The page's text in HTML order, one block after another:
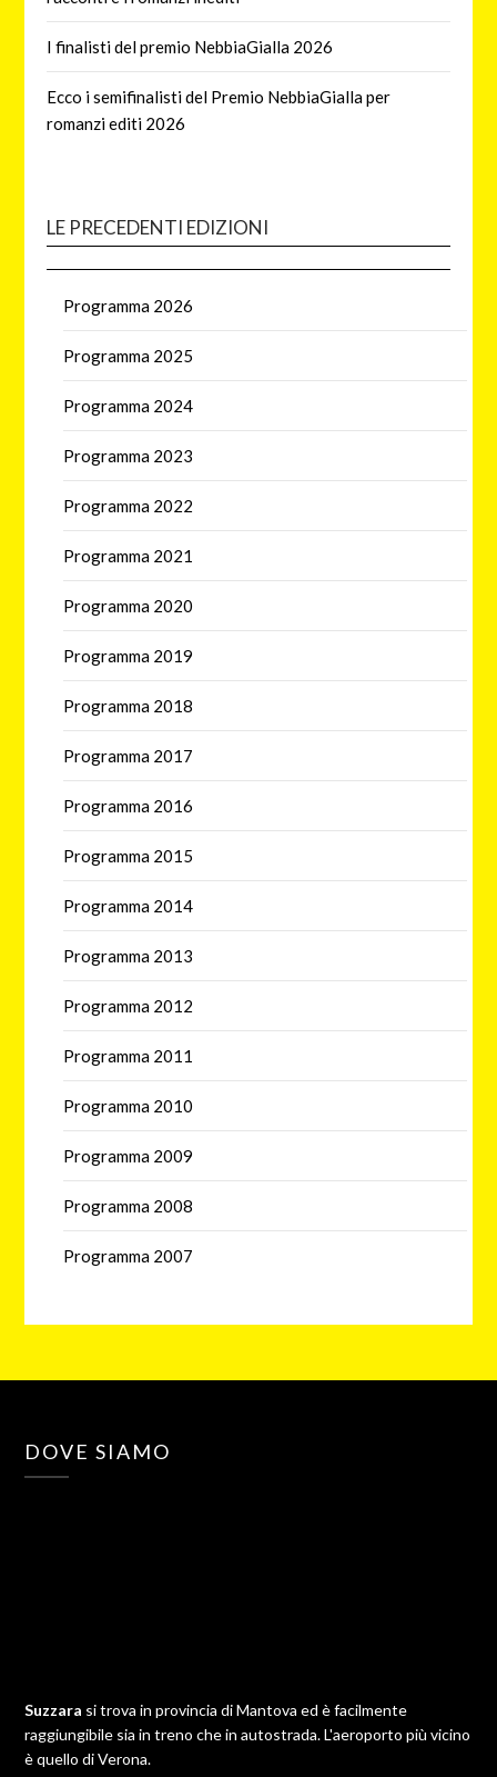
I finalisti del premio NebbiaGialla 2026
Ecco i semifinalisti del Premio NebbiaGialla per
romanzi editi 2026
LE PRECEDENTI EDIZIONI
Programma 2026
Programma 2025
Programma 2024
Programma 2023
Programma 2022
Programma 2021
Programma 2020
Programma 2019
Programma 2018
Programma 2017
Programma 2016
Programma 2015
Programma 2014
Programma 2013
Programma 2012
Programma 2011
Programma 2010
Programma 2009
Programma 2008
Programma 2007
DOVE SIAMO
Suzzara si trova in provincia di Mantova ed è facilmente
raggiungibile sia in treno che in autostrada. L'aeroporto più vicino
è quello di Verona.